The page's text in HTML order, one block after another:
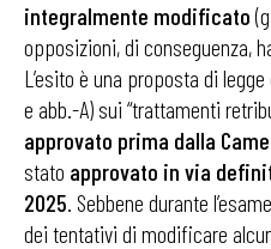
integralmente modificato
opposizioni, di conseguenza,
L’esito è una proposta di legge
e abb.-A) sui “trattamenti
approvato prima dalla
stato approvato in via
2025. Sebbene durante
dei tentativi di modificare